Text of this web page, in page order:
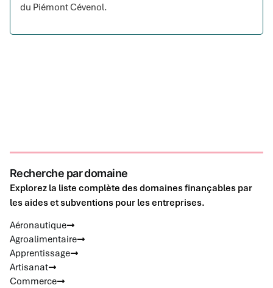
du Piémont Cévenol.
Recherche par domaine
Explorez la liste complète des domaines finançables par
les aides et subventions pour les entreprises.
Aéronautique
Agroalimentaire
Apprentissage
Artisanat
Commerce